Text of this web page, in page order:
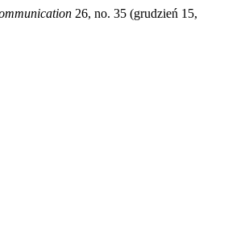
26, no. 35 (grudzień 15,